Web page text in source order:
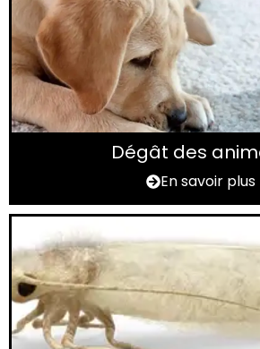
Dégât des
En savoir plus